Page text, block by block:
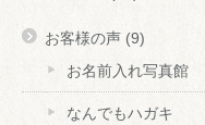
お客様の声 (9)
お名前入れ写真館
なんでもハガキ